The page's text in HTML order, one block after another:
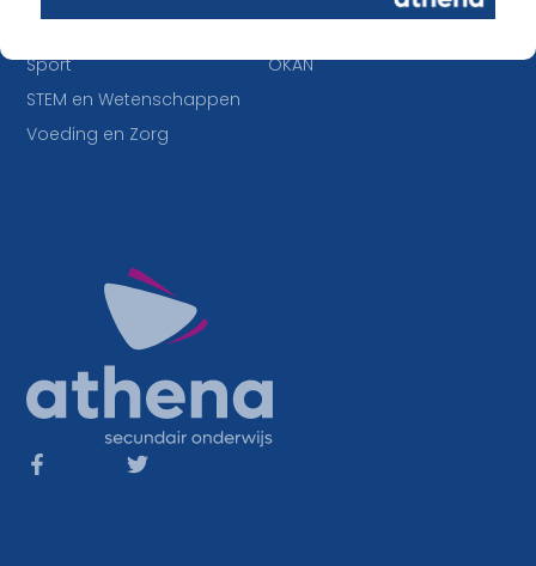
OKAN
Sport
STEM en Wetenschappen
Voeding en Zorg